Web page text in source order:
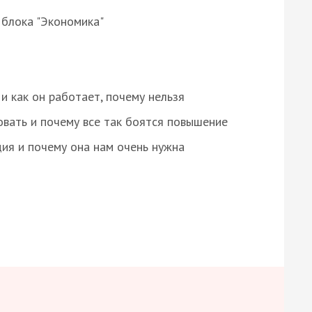
"Экономика"
как он работает, почему нельзя
и почему все так боятся повышение
и почему она нам очень нужна